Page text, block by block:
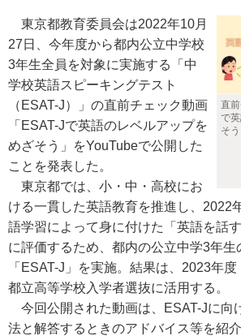
直
で
そう
東京都教育委員会は2022年10月
27日、今年度から都内公立中学校
3年生全員を対象に実施する「中
学校英語スピーキングテスト
（ESAT-J）」の直前チェック動画
「ESAT-Jで英語のレベルアップを
めざそう」をYouTubeで公開した
ことを発表した。
東京都では、小・中・高校にお
ける一貫した英語教育を推進し、2022
語学習によって身に付けた「英語を話
に評価するため、都内の公立中学3年生
「ESAT-J」を実施。結果は、2023年
都立高等学校入学者選抜に活用する。
今回公開された動画は、ESAT-Jに向
法と解答するときのアドバイス等を紹